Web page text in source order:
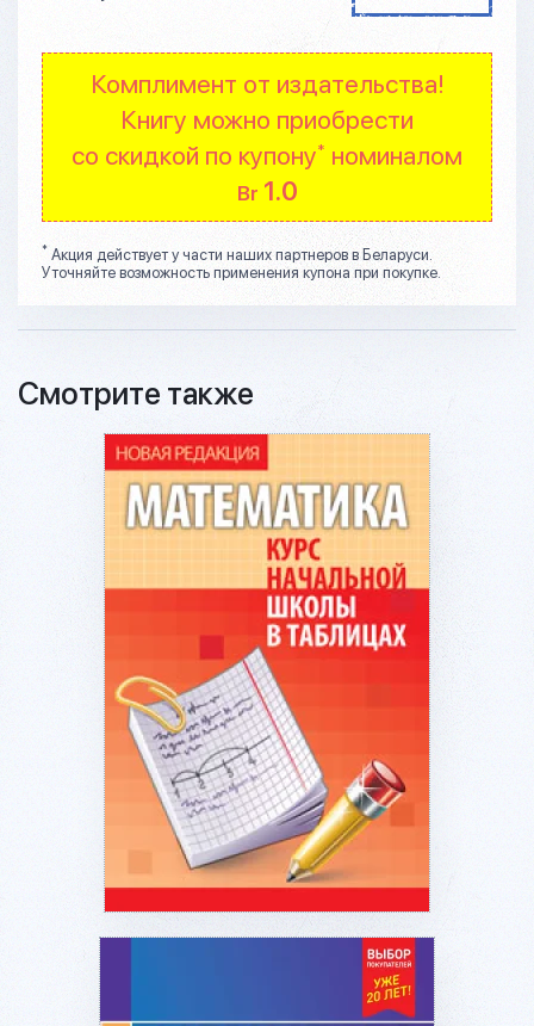
Комплимент от издательства!
Книгу можно приобрести
со скидкой по купону* номиналом
Br 1.0
* Акция действует у части наших партнеров в Беларуси.
Уточняйте возможность применения купона при покупке.
Смотрите также
Подробнее...